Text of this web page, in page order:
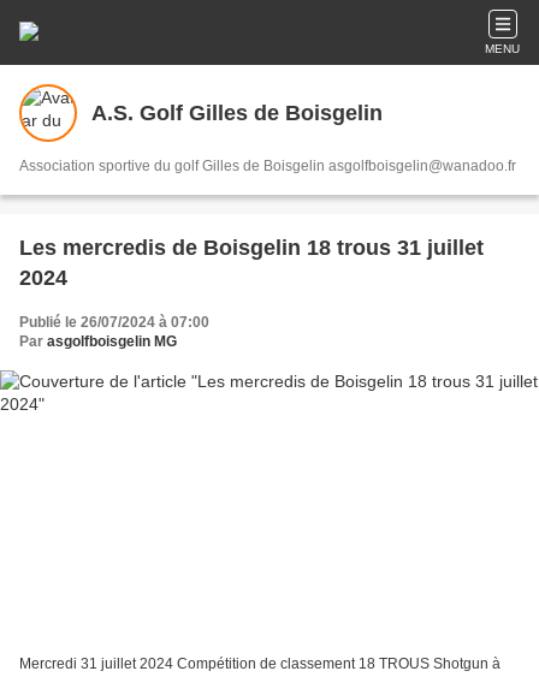
MENU
A.S. Golf Gilles de Boisgelin
Association sportive du golf Gilles de Boisgelin asgolfboisgelin@wanadoo.fr
Les mercredis de Boisgelin 18 trous 31 juillet
2024
Publié le 26/07/2024 à 07:00
Par asgolfboisgelin MG
Mercredi 31 juillet 2024 Compétition de classement 18 TROUS Shotgun à